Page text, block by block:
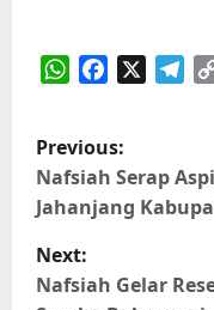
P
o
s
t
Previous:
Nafsiah Serap
Jahanjang
Next:
Nafsiah Gelar